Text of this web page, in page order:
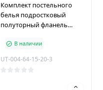
Комплект постельного
белья подростковый
полуторный фланель
Bear В наличии
UT-004-64-15-20-3